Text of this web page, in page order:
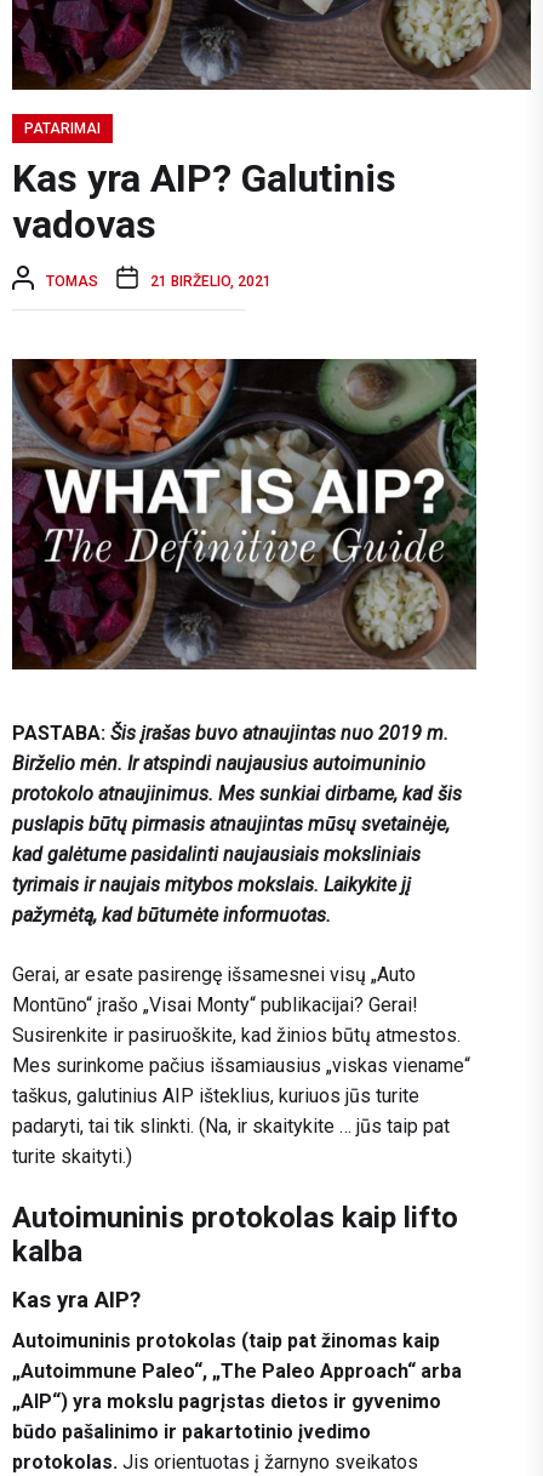
PATARIMAI
Kas yra AIP? Galutinis
vadovas
TOMAS 21 BIRŽELIO, 2021
PASTABA: Šis įrašas buvo atnaujintas nuo 2019 m.
Birželio mėn. Ir atspindi naujausius autoimuninio
protokolo atnaujinimus. Mes sunkiai dirbame, kad šis
puslapis būtų pirmasis atnaujintas mūsų svetainėje,
kad galėtume pasidalinti naujausiais moksliniais
tyrimais ir naujais mitybos mokslais. Laikykite jį
pažymėtą, kad būtumėte informuotas.
Gerai, ar esate pasirengę išsamesnei visų „Auto
Montūno“ įrašo „Visai Monty“ publikacijai? Gerai!
Susirenkite ir pasiruoškite, kad žinios būtų atmestos.
Mes surinkome pačius išsamiausius „viskas viename“
taškus, galutinius AIP išteklius, kuriuos jūs turite
padaryti, tai tik slinkti. (Na, ir skaitykite … jūs taip pat
turite skaityti.)
Autoimuninis protokolas kaip lifto
kalba
Kas yra AIP?
Autoimuninis protokolas (taip pat žinomas kaip
„Autoimmune Paleo“, „The Paleo Approach“ arba
„AIP“) yra mokslu pagrįstas dietos ir gyvenimo
būdo pašalinimo ir pakartotinio įvedimo
protokolas. Jis orientuotas į žarnyno sveikatos